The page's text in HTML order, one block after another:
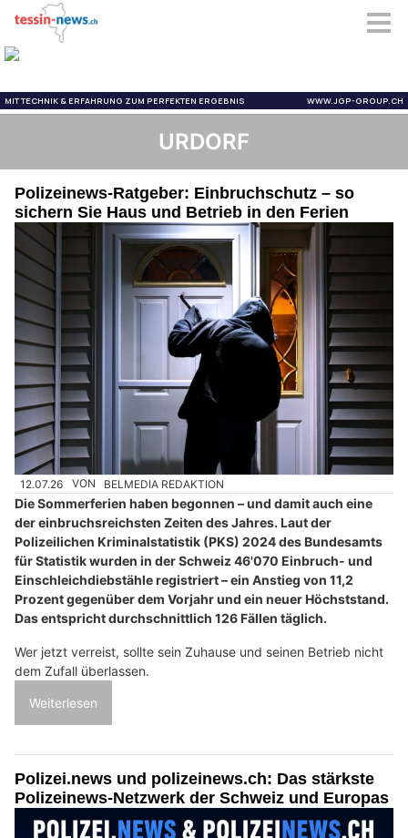
URDORF
Polizeinews-Ratgeber: Einbruchschutz – so
sichern Sie Haus und Betrieb in den Ferien
12.07.26 VON BELMEDIA REDAKTION
Die Sommerferien haben begonnen – und damit auch eine
der einbruchsreichsten Zeiten des Jahres. Laut der
Polizeilichen Kriminalstatistik (PKS) 2024 des Bundesamts
für Statistik wurden in der Schweiz 46'070 Einbruch- und
Einschleichdiebstähle registriert – ein Anstieg von 11,2
Prozent gegenüber dem Vorjahr und ein neuer Höchststand.
Das entspricht durchschnittlich 126 Fällen täglich.
Wer jetzt verreist, sollte sein Zuhause und seinen Betrieb nicht
dem Zufall überlassen.
Weiterlesen
Polizei.news und polizeinews.ch: Das stärkste
Polizeinews-Netzwerk der Schweiz und Europas